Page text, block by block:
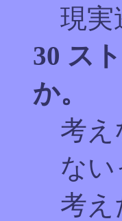
現実
30 ス
か。
考え
な
考